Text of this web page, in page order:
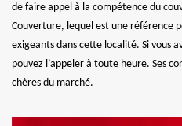
de faire appel à la compétence du
Couverture, lequel est une référence
exigeants dans cette localité. Si vous
pouvez l’appeler à toute heure. Ses
chères du marché.